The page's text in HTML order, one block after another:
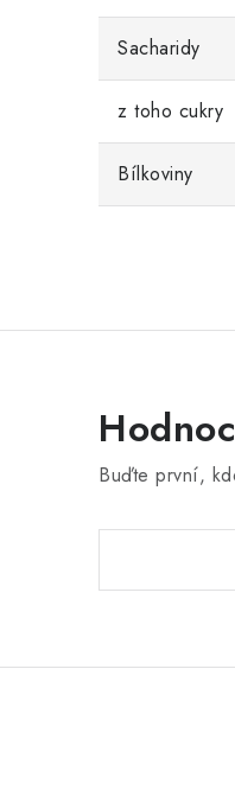
Sacharidy
z toho cukry
Bílkoviny
Buďte první,